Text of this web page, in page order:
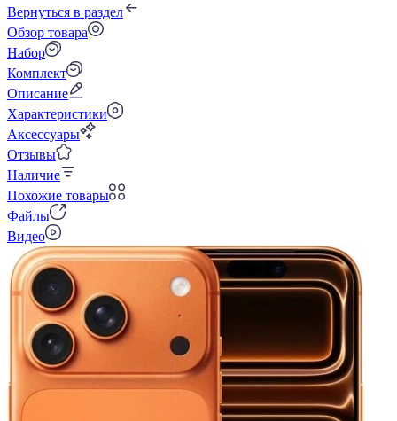
Вернуться в раздел
Обзор товара
Набор
Комплект
Описание
Характеристики
Аксессуары
Отзывы
Наличие
Похожие товары
Файлы
Видео